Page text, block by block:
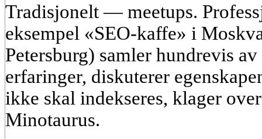
Tradisjonelt — meetups.
eksempel «SEO-kaffe» i
Petersburg) samler hundrevis
erfaringer, diskuterer
ikke skal indekseres, klager
Minotaurus.